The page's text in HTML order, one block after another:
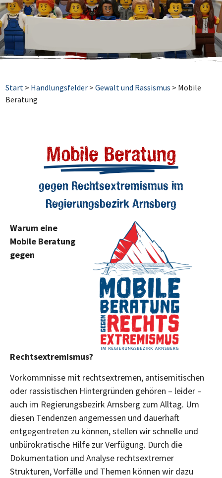
Start > Handlungsfelder >Gewalt und Rassismus > Mobile
Beratung
Mobile Beratung
gegen Rechtsextremismus im
Regierungsbezirk Arnsberg
Warum eine
Mobile Beratung
gegen
Rechtsextremismus?
Vorkommnisse mit rechtsextremen, antisemitischen
oder rassistischen Hintergründen gehören – leider –
auch im Regierungsbezirk Arnsberg zum Alltag. Um
diesen Tendenzen angemessen und dauerhaft
entgegentreten zu können, stellen wir schnelle und
unbürokratische Hilfe zur Verfügung. Durch die
Dokumentation und Analyse rechtsextremer
Strukturen, Vorfälle und Themen können wir dazu